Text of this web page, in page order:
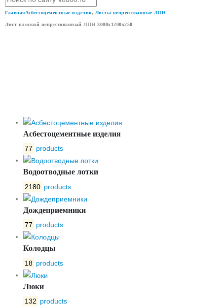
ГлавнаяАсбестоцементные изделия, Листы непрессованные ЛПН
Лист плоский непрессованный ЛПН 3000x1200x250
Асбестоцементные изделия
77 products
Водоотводные лотки
2180 products
Дождеприемники
77 products
Колодцы
18 products
Люки
132 products